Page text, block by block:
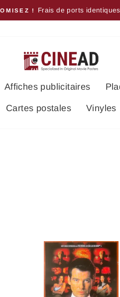
! Frais de ports
Affiches publicitaires
Cartes postales Vinyles